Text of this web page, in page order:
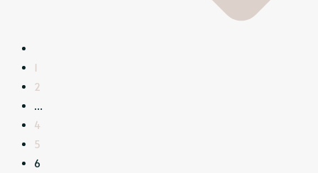
1
2
…
4
5
6